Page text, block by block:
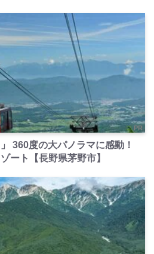
PR
360度の大パノラマに感動！
ート【長野県茅野市】